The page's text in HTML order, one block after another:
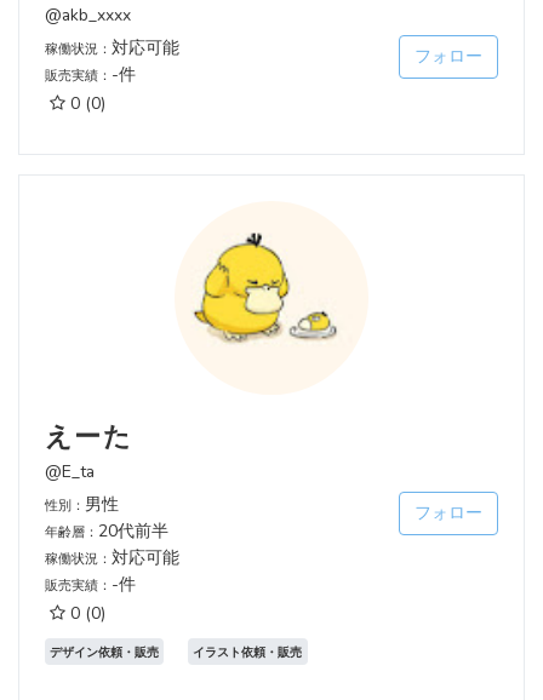
@akb_xxxx
稼働状況： 対応可能
販売実績： -件
0 (0)
フォロー
えーた
@E_ta
性別： 男性
年齢層： 20代前半
稼働状況： 対応可能
販売実績： -件
0 (0)
フォロー
デザイン依頼・販売 イラスト依頼・販売